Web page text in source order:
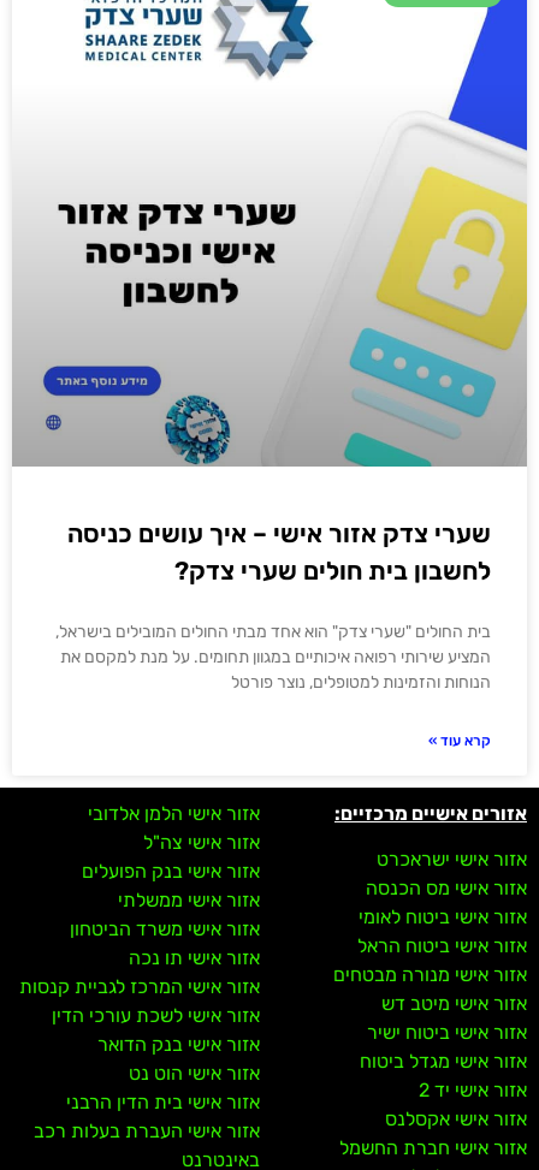
שערי צדק אזור אישי – איך עושים כניסה
לחשבון בית חולים שערי צדק?
בית החולים "שערי צדק" הוא אחד מבתי החולים המובילים בישראל,
המציע שירותי רפואה איכותיים במגוון תחומים. על מנת למקסם את
הנוחות והזמינות למטופלים, נוצר פורטל
קרא עוד »
אזורים אישיים מרכזיים:
אזור אישי ישראכרט
אזור אישי מס הכנסה
אזור אישי ביטוח לאומי
אזור אישי ביטוח הראל
אזור אישי מנורה מבטחים
אזור אישי מיטב דש
אזור אישי ביטוח ישיר
אזור אישי מגדל ביטוח
אזור אישי יד 2
אזור אישי אקסלנס
אזור אישי חברת החשמל
אזור אישי הלמן אלדובי
אזור אישי צה"ל
אזור אישי בנק הפועלים
אזור אישי ממשלתי
אזור אישי משרד הביטחון
אזור אישי תו נכה
אזור אישי המרכז לגביית קנסות
אזור אישי לשכת עורכי הדין
אזור אישי בנק הדואר
אזור אישי הוט נט
אזור אישי בית הדין הרבני
אזור אישי העברת בעלות רכב
באינטרנט